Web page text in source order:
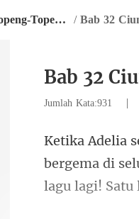
Permainan Cinta: Topeng-Topeng Kekasih / Bab 32
Bab 32
Jumlah Kata:931 |
bergema di